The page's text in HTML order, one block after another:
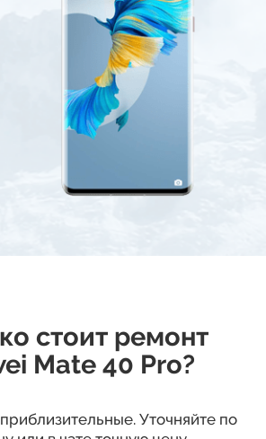
стоит ремонт
Mate 40 Pro?
Уточняйте по